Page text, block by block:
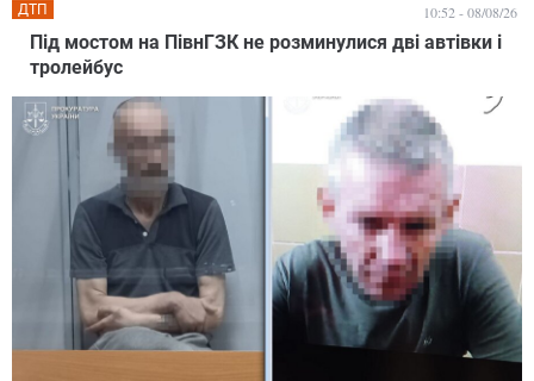
Під мостом на ПівнГЗК не розминулися дві автівки і
тролейбус
ДТП 10:52 - 08/08/26